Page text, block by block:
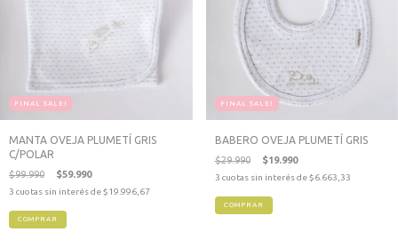
FINAL SALE!
MANTA OVEJA PLUMETÍ GRIS
C/POLAR
$99.990 $59.990
3 cuotas sin interés de$19.996,67
FINAL SALE!
BABERO OVEJA PLUMETÍ GRIS
$29.990 $19.990
3 cuotas sin interés de$6.663,33